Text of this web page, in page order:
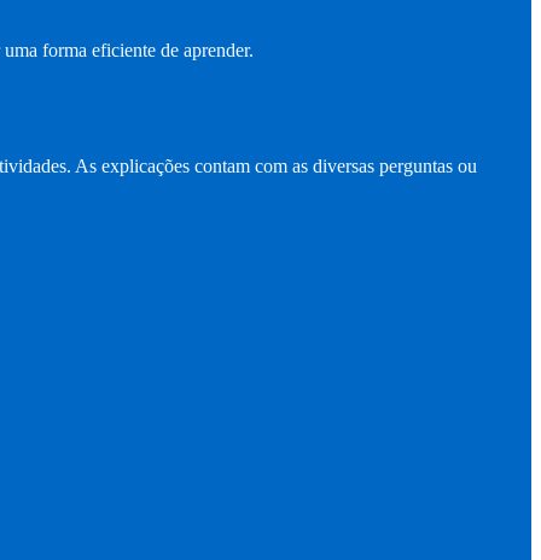
forma eficiente de aprender.
As explicações contam com as diversas perguntas ou